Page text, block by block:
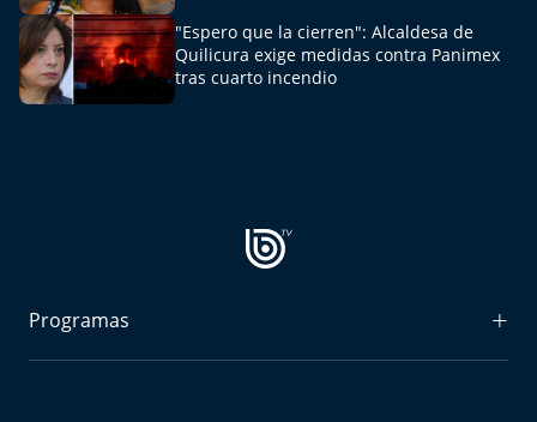
"Espero que la cierren": Alcaldesa de
Quilicura exige medidas contra Panimex
tras cuarto incendio
Programas